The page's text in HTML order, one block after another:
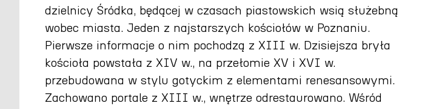
dzielnicy Śródka, będącej w czasach piastowskich wsią służebną
wobec miasta. Jeden z najstarszych kościołów w Poznaniu.
Pierwsze informacje o nim pochodzą z XIII w. Dzisiejsza bryła
kościoła powstała z XIV w., na przełomie XV i XVI w.
przebudowana w stylu gotyckim z elementami renesansowymi.
Zachowano portale z XIII w., wnętrze odrestaurowano. Wśród